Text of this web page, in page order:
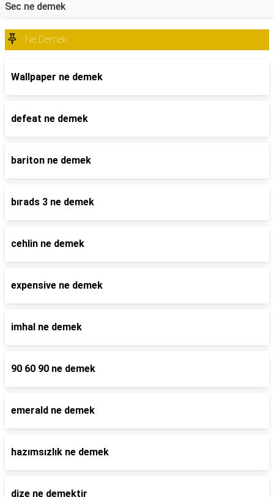
Sec ne demek
Ne Demek
Wallpaper ne demek
defeat ne demek
bariton ne demek
bırads 3 ne demek
cehlin ne demek
expensive ne demek
imhal ne demek
90 60 90 ne demek
emerald ne demek
hazımsızlık ne demek
dize ne demektir